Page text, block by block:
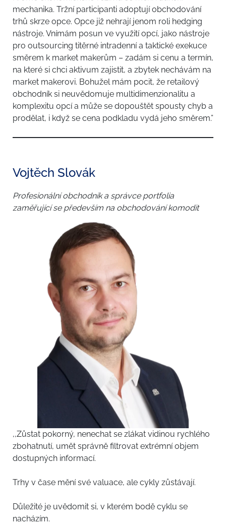
mechanika. Tržní participanti adoptují obchodování
trhů skrze opce. Opce již nehrají jenom roli hedging
nástroje. Vnímám posun ve využití opcí, jako nástroje
pro outsourcing titěrné intradenní a taktické exekuce
směrem k market makerům – zadám si cenu a termín,
na které si chci aktivum zajistit, a zbytek nechávám na
market makerovi. Bohužel mám pocit, že retailový
obchodník si neuvědomuje multidimenzionalitu a
komplexitu opcí a může se dopouštět spousty chyb a
prodělat, i když se cena podkladu vydá jeho směrem.”
Vojtěch Slovák
Profesionální obchodník a správce portfolia
zaměřující se především na obchodování komodit
,,Zůstat pokorný, nenechat se zlákat vidinou rychlého
zbohatnutí, umět správně filtrovat extrémní objem
dostupných informací.
Trhy v čase mění své valuace, ale cykly zůstávají.
Důležité je uvědomit si, v kterém bodě cyklu se
nacházím.